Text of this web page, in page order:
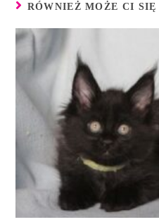
RÓWNIEŻ MOŻE CI SIĘ